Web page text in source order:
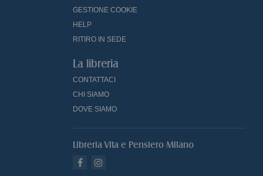
GESTIONE COOKIE
HELP
RITIRO IN SEDE
La libreria
CONTATTACI
CHI SIAMO
DOVE SIAMO
Libreria Vita e Pensiero Milano